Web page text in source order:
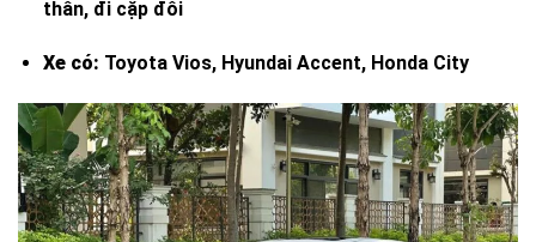
thân, đi cặp đôi
Xe có: Toyota Vios, Hyundai Accent, Honda City